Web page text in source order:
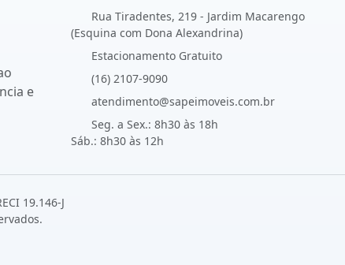
e
Rua Tiradentes, 219 - Jardim Macarengo
(Esquina com Dona Alexandrina)
Estacionamento Gratuito
(16) 2107-9090
atendimento@sapeimoveis.com.br
Seg. a Sex.: 8h30 às 18h
Sáb.: 8h30 às 12h
19.146-J